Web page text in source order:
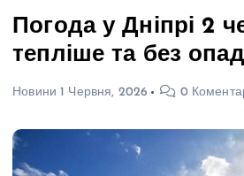
Погода у Дніпрі 2
тепліше та без
Новини 1 Червня, 2026 0